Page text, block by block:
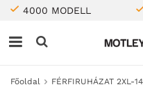
4000 MODELL
Főoldal
FÉRFIRUHÁZAT 2XL-